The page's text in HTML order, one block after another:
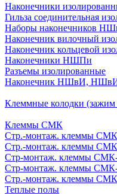
Наконечники
Гильза соединительная
Наборы наконечников
Наконечник вилочный
Наконечник кольцевой
Наконечники НШПи
Разъемы изолированные
Наконечник НШвИ,
Клеммные колодки
Клеммы СМК
Стр.-монтаж. клеммы
Стр.-монтаж. клеммы
Стр-монтаж. клеммы СМК-
Стр-монтаж. клеммы
Стр.-монтаж. клеммы
Теплые полы